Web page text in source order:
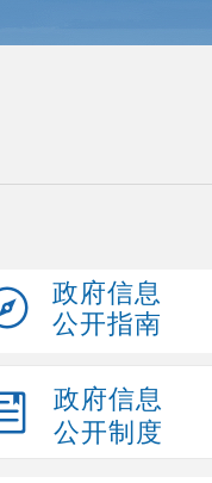
政府信息
公开指南
政府信息
公开制度